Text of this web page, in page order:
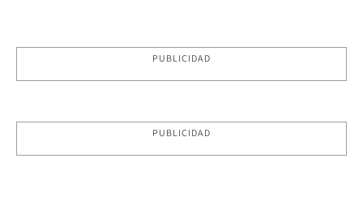
PUBLICIDAD
PUBLICIDAD